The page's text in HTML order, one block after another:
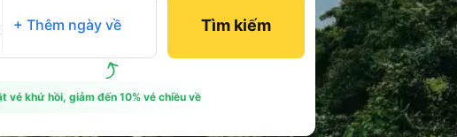
+ Thêm ngày về Tìm kiếm
vé khứ hồi, giảm đến 10% vé chiều về